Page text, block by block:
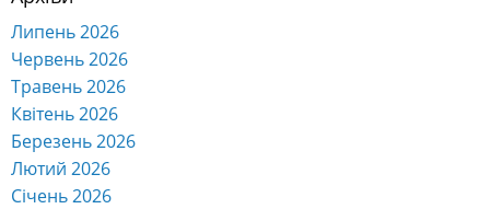
Липень 2026
Червень 2026
Травень 2026
Квітень 2026
Березень 2026
Лютий 2026
Січень 2026